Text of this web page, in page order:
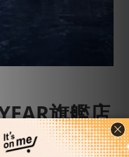
旗艦店
務